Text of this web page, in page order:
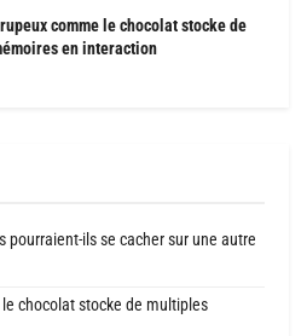
comme le chocolat stocke de
en interaction
pourraient-ils se cacher sur une autre
chocolat stocke de multiples